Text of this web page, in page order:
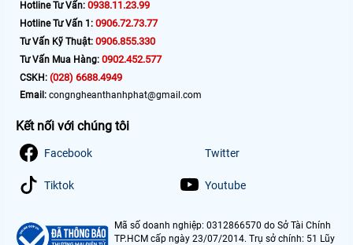
Hotline Tư Vấn: 0938.11.23.99
Hotline Tư Vấn 1: 0906.72.73.77
Tư Vấn Kỹ Thuật: 0906.855.330
Tư Vấn Mua Hàng: 0902.452.577
CSKH: (028) 6688.4949
Email: congngheanthanhphat@gmail.com
Kết nối với chúng tôi
Facebook Twitter
Tiktok Youtube
Mã số doanh nghiệp: 0312866570 do Sở Tài Chính
TP.HCM cấp ngày 23/07/2014. Trụ sở chính: 51 Lũy